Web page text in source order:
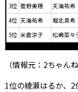
3位 菅野美穂
天海祐希
4位 天海祐希
堀北真希
5位 米倉涼子 松嶋菜々
（情報元：2ちゃん
1位の綾瀬はるか、